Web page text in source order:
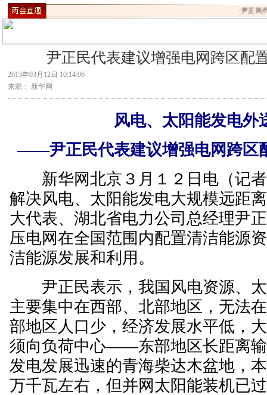
尹正民
尹正民代表建议增强电网跨区配
2013年03月12日 10:14:06
来源： 新华网
风电、太阳能发电外
——尹正民代表建议增强电网跨区
新华网北京３月１２日电（记
解决风电、太阳能发电大规模远距
大代表、湖北省电力公司总经理尹
压电网在全国范围内配置清洁能源
洁能源发展和利用。
尹正民表示，我国风电资源、太
主要集中在西部、北部地区，无法
部地区人口少，经济发展水平低，
须向负荷中心——东部地区长距离
发电发展迅速的青海柴达木盆地，
万千瓦左右，但并网太阳能装机已